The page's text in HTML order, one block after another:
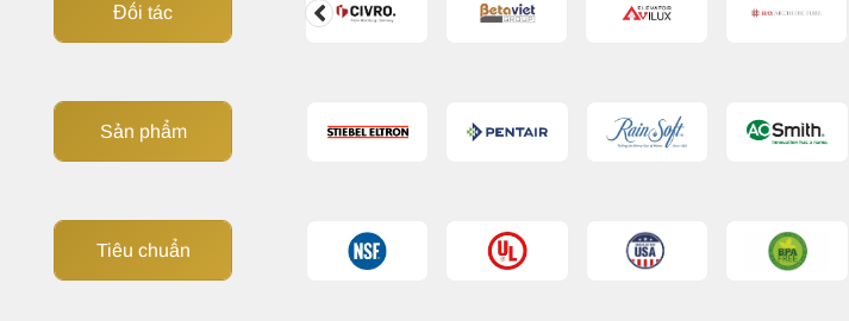
Đối tác
Sản phẩm
Tiêu chuẩn